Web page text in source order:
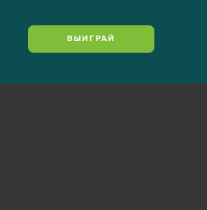
ВЫИГРАЙ